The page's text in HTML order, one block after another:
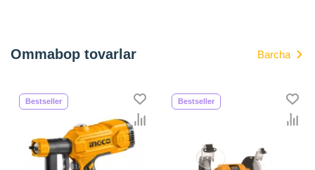
Ommabop tovarlar Barcha
Bestseller Bestseller